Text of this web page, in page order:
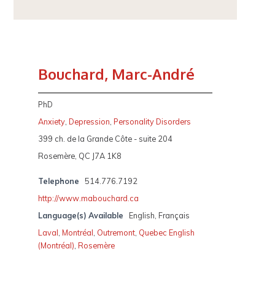
Bouchard, Marc-André
PhD
Anxiety,Depression,Personality Disorders
399 ch. de la Grande Côte - suite 204
Rosemère, QC J7A 1K8
Telephone
514.776.7192
http://www.mabouchard.ca
Language(s) Available
English, Français
Laval,Montréal, Outremont, Quebec English
(Montréal),Rosemère